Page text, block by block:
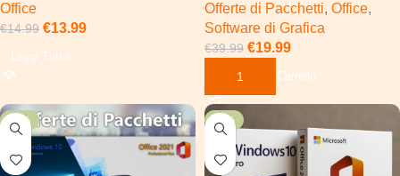
Office
€14.99 €13.99
Leggi Tutto
Offerte di Pacchetti, Office,
Software di Grafica
€39.99 €19.99
Aggiungi Al Carrello
-23% -20%